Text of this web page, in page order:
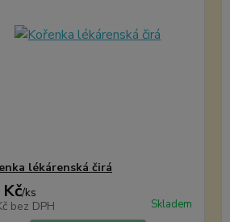
lékárenská čirá
/ks
bez DPH Skladem